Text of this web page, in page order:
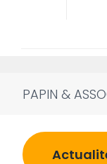
PAPIN &